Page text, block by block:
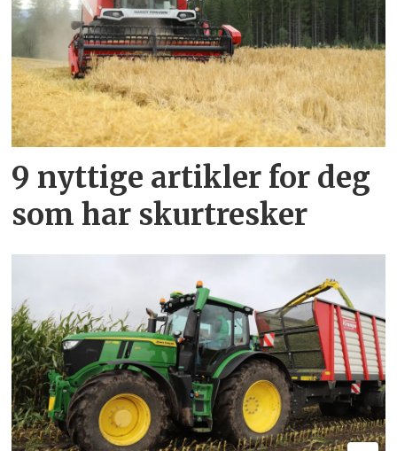
9 nyttige artikler for deg
som har skurtresker